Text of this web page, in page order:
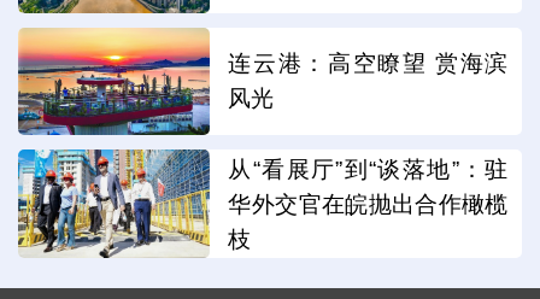
连云港：高空瞭望 赏海滨
风光
从“看展厅”到“谈落地”：驻
华外交官在皖抛出合作橄榄
枝